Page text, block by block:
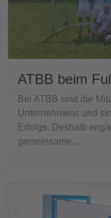
ATBB beim
Bei ATBB sind die
Unternehmens und
Erfolgs. Deshalb
gemeinsame…